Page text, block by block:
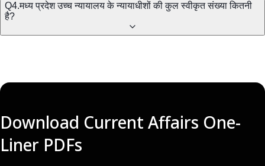
Q4.मध्य प्रदेश उच्च न्यायालय के न्यायाधीशों की कुल स्वीकृत संख्या कितनी
है?
Download Current Affairs One-
Liner PDFs